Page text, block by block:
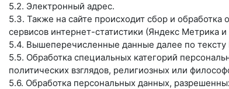
5.2. Электронный адрес.
5.3. Также на сайте происходит сбор и
сервисов интернет-статистики (Яндекс Метрика и
5.4. Вышеперечисленные данные далее по
5.5. Обработка специальных категорий
политических взглядов, религиозных или
5.6. Обработка персональных данных,